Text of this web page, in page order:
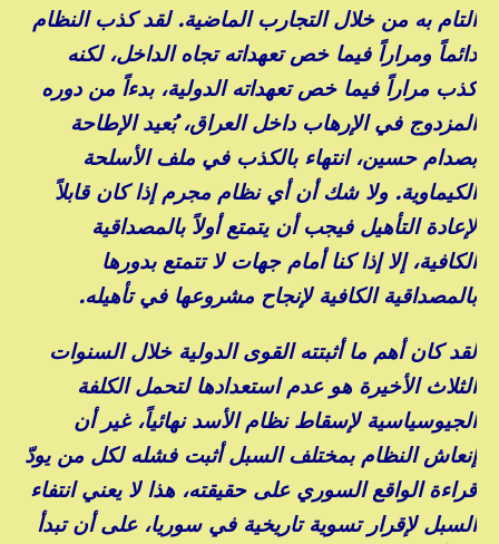
التام به من خلال التجارب الماضية. لقد كذب النظام
دائماً ومراراً فيما خص تعهداته تجاه الداخل، لكنه
كذب مراراً فيما خص تعهداته الدولية، بدءاً من دوره
المزدوج في الإرهاب داخل العراق، بُعيد الإطاحة
بصدام حسين، انتهاء بالكذب في ملف الأسلحة
الكيماوية. ولا شك أن أي نظام مجرم إذا كان قابلاً
لإعادة التأهيل فيجب أن يتمتع أولاً بالمصداقية
الكافية، إلا إذا كنا أمام جهات لا تتمتع بدورها
بالمصداقية الكافية لإنجاح مشروعها في تأهيله.
لقد كان أهم ما أثبتته القوى الدولية خلال السنوات
الثلاث الأخيرة هو عدم استعدادها لتحمل الكلفة
الجيوسياسية لإسقاط نظام الأسد نهائياً، غير أن
إنعاش النظام بمختلف السبل أثبت فشله لكل من يودّ
قراءة الواقع السوري على حقيقته، هذا لا يعني انتفاء
السبل لإقرار تسوية تاريخية في سوريا، على أن تبدأ